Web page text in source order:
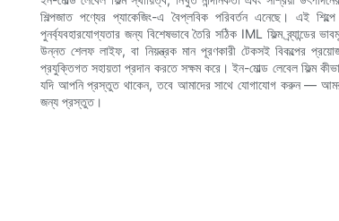
শিল্পজাত পণ্যের প্যাকেজিং-এ বৈপ্লবিক পরিবর্তন এনেছে। এই
পুনর্ব্যবহারযোগ্যতার জন্য বিশেষভাবে তৈরি সঠিক IML ফিল্ম
উন্নত শেলফ লাইফ, বা নিয়ন্ত্রক মান পূরণকারী টেকসই বিকল্পের
প্রযুক্তিগত সহায়তা প্রদান করতে সক্ষম করে। ইন-মোল্ড লেবেল ফিল্ম
যদি আপনি প্রস্তুত থাকেন, তবে আমাদের সাথে যোগাযোগ করুন — আমরা
জন্য প্রস্তুত।